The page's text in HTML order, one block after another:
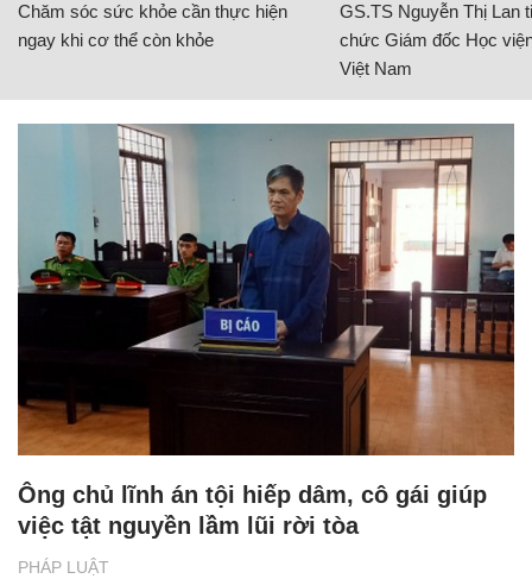
Chăm sóc sức khỏe cần thực hiện
ngay khi cơ thể còn khỏe
GS.TS Nguyễn Thị Lan
chức Giám đốc Học
Việt Nam
PHÁP LUẬT
Ông chủ lĩnh án tội hiếp dâm, cô gái giúp
việc tật nguyền lầm lũi rời tòa